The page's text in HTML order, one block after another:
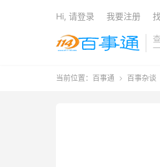
Hi, 请登录 我要注册
当前位置： 百事通  百事杂谈